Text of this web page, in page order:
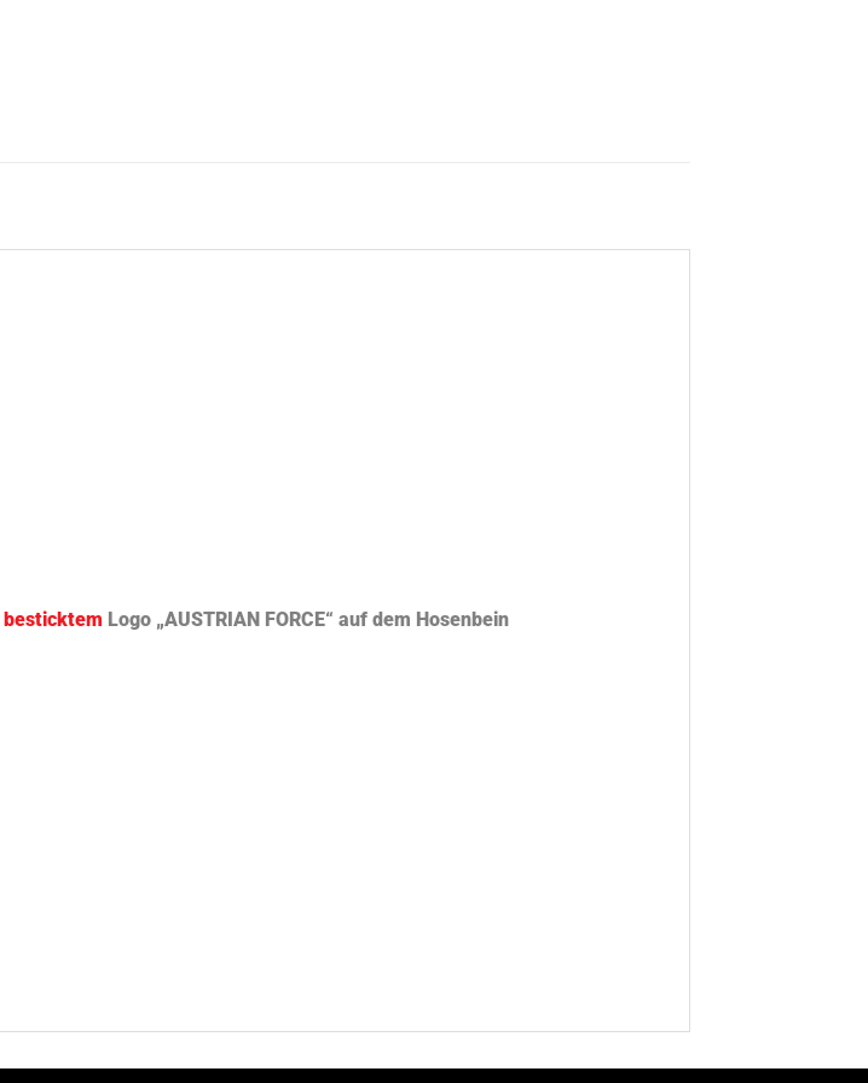
besticktem Logo „AUSTRIAN FORCE“ auf dem Hosenbein